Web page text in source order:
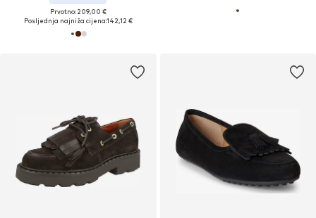
Prvotno: 209,00 €
Posljednja najniža cijena:142,12 €